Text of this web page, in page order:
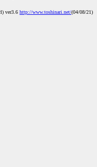
ver3.6 http://www.toshinari.net/(04/08/21)